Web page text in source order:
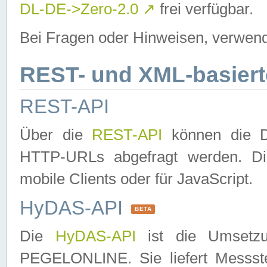
DL-DE->Zero-2.0 ↗ frei verfügbar.
Bei Fragen oder Hinweisen,
REST- und XML-
REST-API
Über die REST-API können die
HTTP-URLs abgefragt werden.
mobile Clients oder für JavaScript.
HyDAS-API BETA
Die HyDAS-API ist die
PEGELONLINE. Sie liefert